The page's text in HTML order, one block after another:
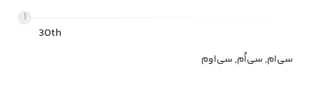
1
30th
سی‌ام, سی‌اُم, سی‌اوم